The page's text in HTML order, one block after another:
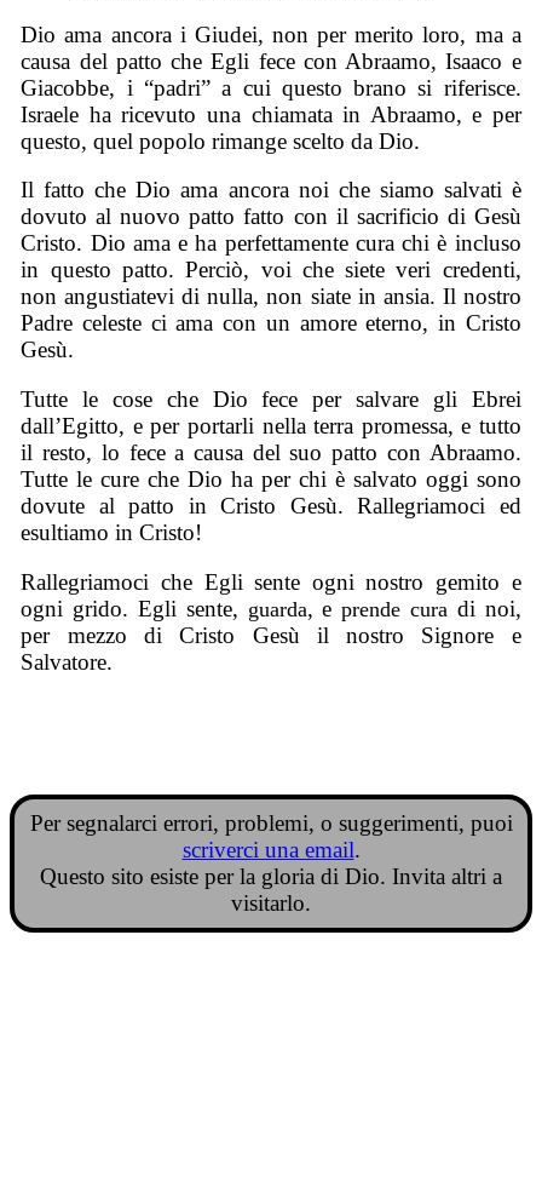
Dio ama ancora i Giudei, non per merito loro, ma a
causa del patto che Egli fece con Abraamo, Isaaco e
Giacobbe, i “padri” a cui questo brano si riferisce.
Israele ha ricevuto una chiamata in Abraamo, e per
questo, quel popolo rimange scelto da Dio.
Il fatto che Dio ama ancora noi che siamo salvati è
dovuto al nuovo patto fatto con il sacrificio di Gesù
Cristo. Dio ama e ha perfettamente cura chi è incluso
in questo patto. Perciò, voi che siete veri credenti,
non angustiatevi di nulla, non siate in ansia. Il nostro
Padre celeste ci ama con un amore eterno, in Cristo
Gesù.
Tutte le cose che Dio fece per salvare gli Ebrei
dall’Egitto, e per portarli nella terra promessa, e tutto
il resto, lo fece a causa del suo patto con Abraamo.
Tutte le cure che Dio ha per chi è salvato oggi sono
dovute al patto in Cristo Gesù. Rallegriamoci ed
esultiamo in Cristo!
Rallegriamoci che Egli sente ogni nostro gemito e
ogni grido. Egli sente, guarda, eprende cura di noi,
per mezzo di Cristo Gesù il nostro Signore e
Salvatore.
Per segnalarci errori, problemi, o suggerimenti, puoi
scriverci una email.
Questo sito esiste per la gloria di Dio. Invita altri a
visitarlo.